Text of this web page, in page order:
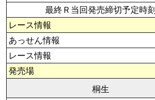
最終Ｒ当回発売締切予定時刻
レース情報
あっせん情報
レース情報
発売場
桐生